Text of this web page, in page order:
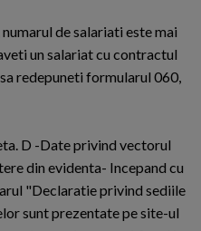
de salariati este mai
un salariat cu contractul
redepuneti formularul 060,
D -Date privind vectorul
din evidenta- Incepand cu
"Declaratie privind sediile
sunt prezentate pe site-ul